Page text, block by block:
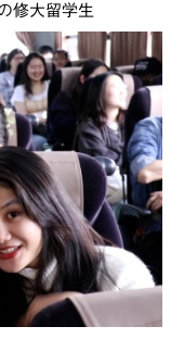
修大留学生